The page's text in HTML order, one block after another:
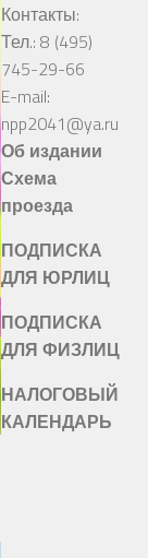
Контакты:
Тел.: 8 (495)
745-29-66
E-mail:
npp2041@ya.ru
Об издании
Схема
проезда
ПОДПИСКА
ДЛЯ ЮРЛИЦ
ПОДПИСКА
ДЛЯ ФИЗЛИЦ
НАЛОГОВЫЙ
КАЛЕНДАРЬ